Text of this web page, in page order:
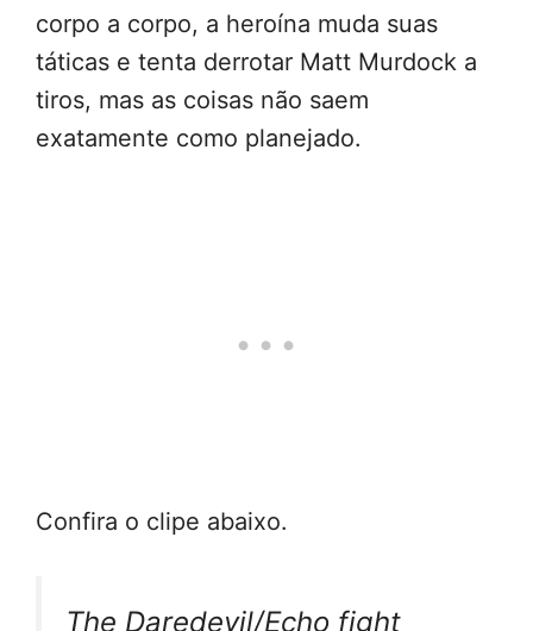
corpo a corpo, a heroína muda suas
táticas e tenta derrotar Matt Murdock a
tiros, mas as coisas não saem
exatamente como planejado.
Confira o clipe abaixo.
The Daredevil/Echo fight